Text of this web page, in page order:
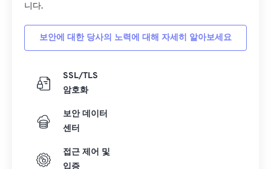
니다.
보안에 대한 당사의 노력에 대해 자세히 알아보세요
SSL/TLS
암호화
보안 데이터
센터
접근 제어 및
입증